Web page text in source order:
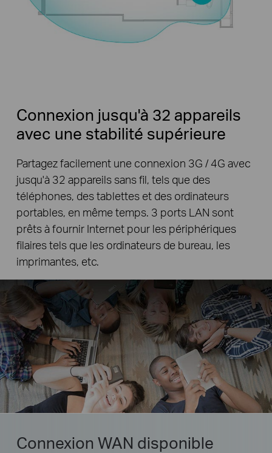
Connexion jusqu'à 32 appareils
avec une stabilité supérieure
Partagez facilement une connexion 3G / 4G avec
jusqu'à 32 appareils sans fil, tels que des
téléphones, des tablettes et des ordinateurs
portables, en même temps. 3 ports LAN sont
prêts à fournir Internet pour les périphériques
filaires tels que les ordinateurs de bureau, les
imprimantes, etc.
Connexion WAN disponible